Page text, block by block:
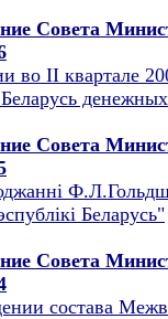
Совета
во II квартале
Совета
Беларусь"
Совета
состава